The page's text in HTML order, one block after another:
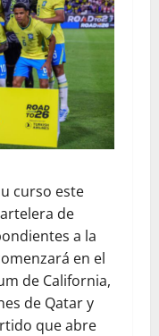
curso este
de
a la
en el
de California,
de Qatar y
que abre